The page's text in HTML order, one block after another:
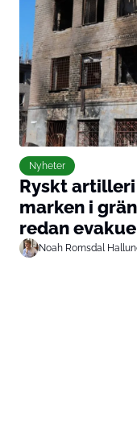
Nyheter
Ryskt
marken i
redan
Noah Romsdal